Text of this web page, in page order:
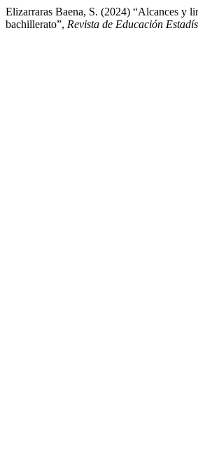
Elizarraras Baena, S. (2024) “Alcances y
bachillerato”, Revista de Educación